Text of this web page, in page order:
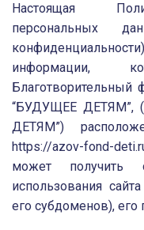
Настоящая
персональных
информации,
“БУДУЩЕЕ ДЕТЯМ”,
ДЕТЯМ”)
https://azov-fond-
может получить
использования
его субдоменов), его